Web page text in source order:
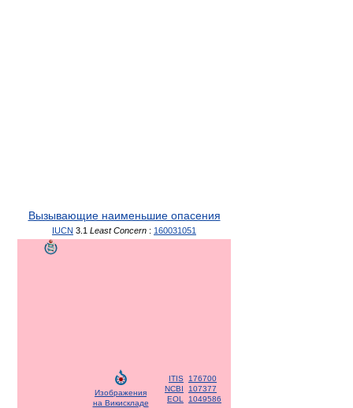
Вызывающие наименьшие опасения
IUCN 3.1 Least Concern : 160031051
Изображения
на Викискладе
ITIS
176700
NCBI
107377
EOL
1049586